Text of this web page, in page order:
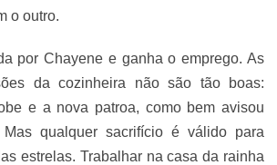
o outro.
por Chayene e ganha o emprego. As
da cozinheira não são tão boas:
e a nova patroa, como bem avisou
qualquer sacrifício é válido para
estrelas. Trabalhar na casa da rainha